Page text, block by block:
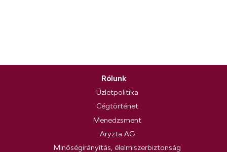
Rólunk
Üzletpolitika
Cégtörténet
Menedzsment
Aryzta AG
Minőségirányítás, élelmiszerbiztonság